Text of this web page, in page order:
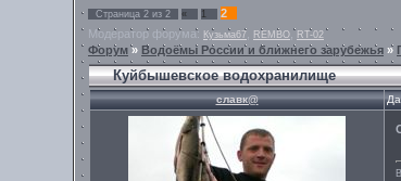
Страница 2 из 2 « 1
2
Модератор форума: Кузьма67 REMBO , RT-02
Форум» Водоёмы России и ближнего зарубежья »
Куйбышевское водохранилище
славк@